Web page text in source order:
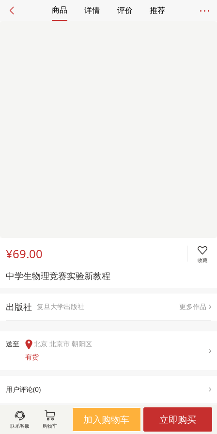
商品 详情 评价 推荐
¥69.00 收藏
中学生物理竞赛实验新教程
出版社 复旦大学出版社 更多作品
送至
北京 北京市 朝阳区
有货
用户评论(0)
图文详情 出版信息
联系客服 购物车
加入购物车 立即购买